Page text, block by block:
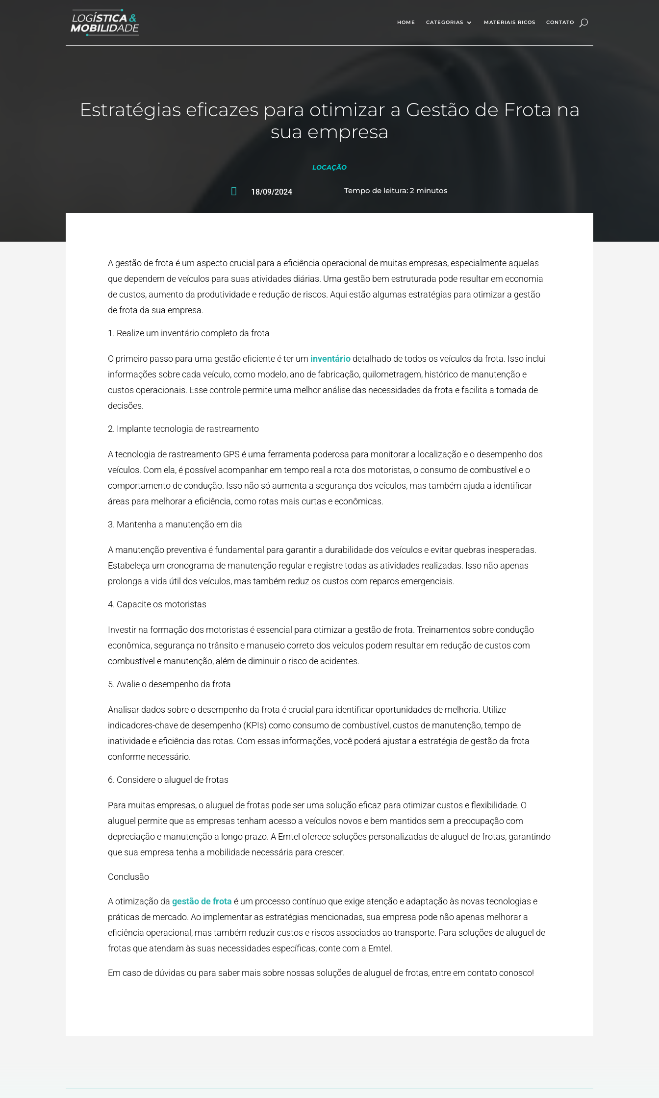
HOME CATEGORIAS MATERIAIS RICOS CONTATO
Estratégias eficazes para otimizar a Gestão de Frota na
sua empresa
LOCAÇÃO
 18/09/2024 Tempo de leitura: 2 minutos
A gestão de frota é um aspecto crucial para a eficiência operacional de muitas empresas, especialmente aquelas
que dependem de veículos para suas atividades diárias. Uma gestão bem estruturada pode resultar em economia
de custos, aumento da produtividade e redução de riscos. Aqui estão algumas estratégias para otimizar a gestão
de frota da sua empresa.
Realize um inventário completo da frota
O primeiro passo para uma gestão eficiente é ter um inventário detalhado de todos os veículos da frota. Isso inclui
informações sobre cada veículo, como modelo, ano de fabricação, quilometragem, histórico de manutenção e
custos operacionais. Esse controle permite uma melhor análise das necessidades da frota e facilita a tomada de
decisões.
Implante tecnologia de rastreamento
A tecnologia de rastreamento GPS é uma ferramenta poderosa para monitorar a localização e o desempenho dos
veículos. Com ela, é possível acompanhar em tempo real a rota dos motoristas, o consumo de combustível e o
comportamento de condução. Isso não só aumenta a segurança dos veículos, mas também ajuda a identificar
áreas para melhorar a eficiência, como rotas mais curtas e econômicas.
Mantenha a manutenção em dia
A manutenção preventiva é fundamental para garantir a durabilidade dos veículos e evitar quebras inesperadas.
Estabeleça um cronograma de manutenção regular e registre todas as atividades realizadas. Isso não apenas
prolonga a vida útil dos veículos, mas também reduz os custos com reparos emergenciais.
Capacite os motoristas
Investir na formação dos motoristas é essencial para otimizar a gestão de frota. Treinamentos sobre condução
econômica, segurança no trânsito e manuseio correto dos veículos podem resultar em redução de custos com
combustível e manutenção, além de diminuir o risco de acidentes.
Avalie o desempenho da frota
Analisar dados sobre o desempenho da frota é crucial para identificar oportunidades de melhoria. Utilize
indicadores-chave de desempenho (KPIs) como consumo de combustível, custos de manutenção, tempo de
inatividade e eficiência das rotas. Com essas informações, você poderá ajustar a estratégia de gestão da frota
conforme necessário.
Considere o aluguel de frotas
Para muitas empresas, o aluguel de frotas pode ser uma solução eficaz para otimizar custos e flexibilidade. O
aluguel permite que as empresas tenham acesso a veículos novos e bem mantidos sem a preocupação com
depreciação e manutenção a longo prazo. A Emtel oferece soluções personalizadas de aluguel de frotas, garantindo
que sua empresa tenha a mobilidade necessária para crescer.
Conclusão
A otimização dagestão de frota é um processo contínuo que exige atenção e adaptação às novas tecnologias e
práticas de mercado. Ao implementar as estratégias mencionadas, sua empresa pode não apenas melhorar a
eficiência operacional, mas também reduzir custos e riscos associados ao transporte. Para soluções de aluguel de
frotas que atendam às suas necessidades específicas, conte com a Emtel.
Em caso de dúvidas ou para saber mais sobre nossas soluções de aluguel de frotas, entre em contato conosco!